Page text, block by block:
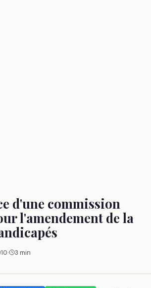
d'une commission
l'amendement de la
· 3 min